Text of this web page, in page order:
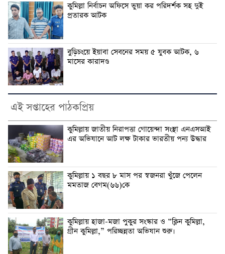
কুমিল্লা নির্বাচন অফিসে ভুয়া কর পরিদর্শক সহ দুই
প্রতারক আটক
বুড়িচংয়ে ইয়াবা সেবনের সময় ৫ যুবক আটক, ৬
মাসের কারাদণ্ড
এই সপ্তাহের পাঠকপ্রিয়
কুমিল্লায় জাতীয় নিরাপত্তা গোয়েন্দা সংস্থা এনএসআই
এর অভিযানে আট লক্ষ টাকার ভারতীয় পন্য উদ্ধার
কুমিল্লায় ১ বছর ৮ মাস পর স্বজনরা খুঁজে পেলেন
মমতাজ বেগম(৬৬)কে
কুমিল্লায় হাজা-মজা পুকুর সংস্কার ও “ক্লিন কুমিল্লা,
গ্রীন কুমিল্লা,” পরিচ্ছন্নতা অভিযান শুরু।